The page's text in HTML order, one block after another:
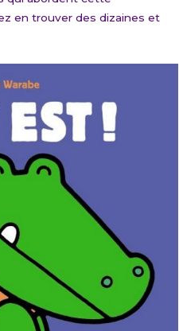
en trouver des dizaines et